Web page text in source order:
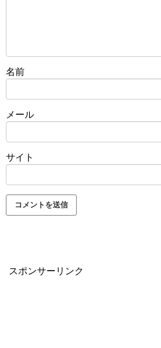
名前
メール
サイト
スポンサーリンク